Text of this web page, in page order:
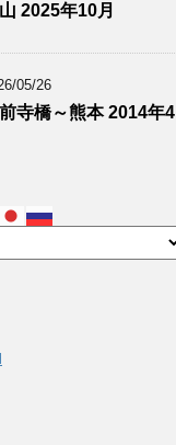
2025年10月
05/26
寺橋～熊本 2014年4